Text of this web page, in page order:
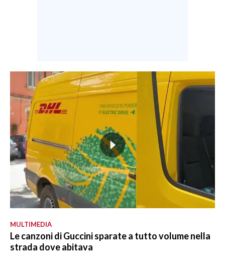
MULTIMEDIA
Le canzoni di Guccini sparate a tutto volume nella
strada dove abitava